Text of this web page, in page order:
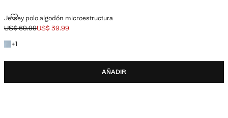
Jersey polo algodón microestructura
JERSEY POLO ALGODÓN MICROESTRUCTURA
Precio inicial tachado [US$ 69.99 ]
US$ 69.99
Precio actual [US$ 39.99 ]
US$ 39.99
+1
+1 color
AÑADIR